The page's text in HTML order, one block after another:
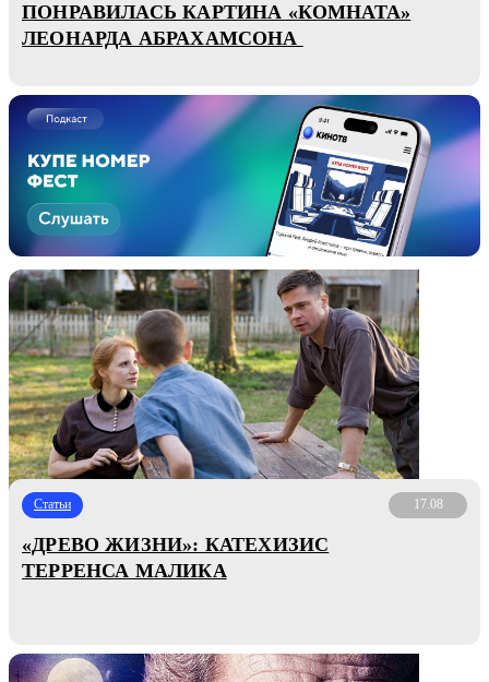
ПОНРАВИЛАСЬ КАРТИНА «КОМНАТА»
ЛЕОНАРДА АБРАХАМСОНА
Статьи 17.08
«ДРЕВО ЖИЗНИ»: КАТЕХИЗИС
ТЕРРЕНСА МАЛИКА